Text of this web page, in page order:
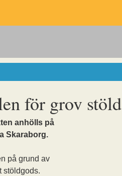
för grov stöld
anhölls på
Skaraborg.
på grund av
stöldgods.